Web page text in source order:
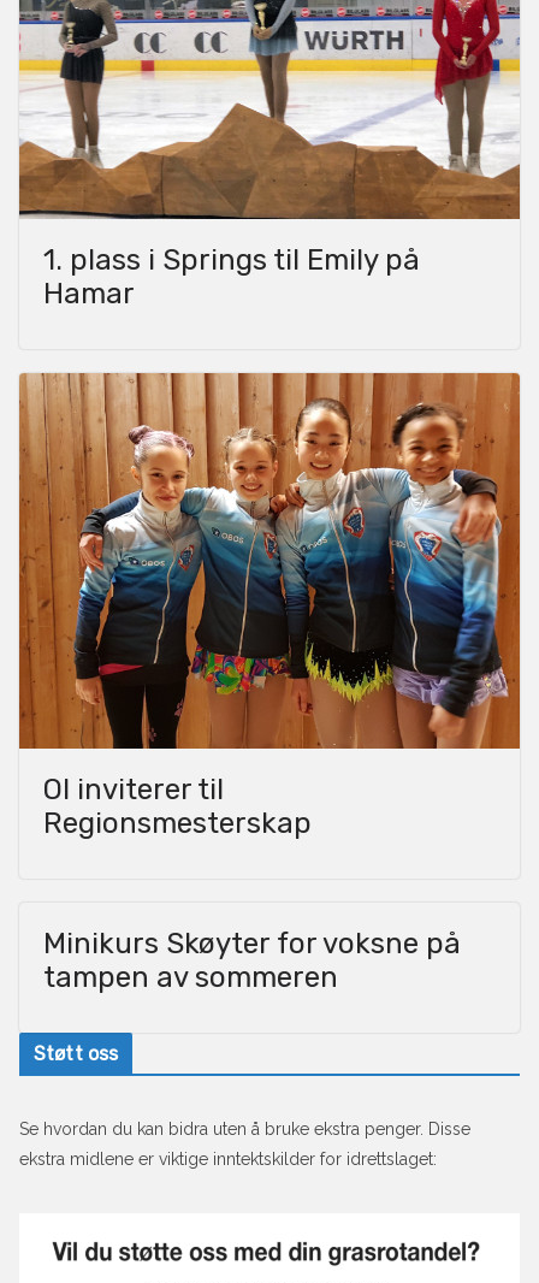
1. plass i Springs til Emily på
Hamar
OI inviterer til
Regionsmesterskap
Minikurs Skøyter for voksne på
tampen av sommeren
Støtt oss
Se hvordan du kan bidra uten å bruke ekstra penger. Disse
ekstra midlene er viktige inntektskilder for idrettslaget: